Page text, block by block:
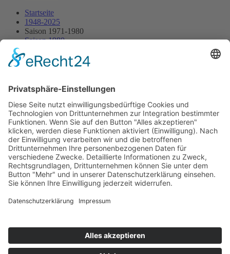
Startseite
1948-2025
Saison 1971-1980
Saison 1980
24.08.1980 - Eurohill
Streckenskizze Programmheft
Alle Ergebnisse:
Nennungsliste
Ergebnis Rennen
Impressum
Jahrbuch